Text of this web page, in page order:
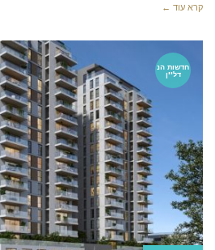
קרא עוד ←
חדשות הנ
דל''ן